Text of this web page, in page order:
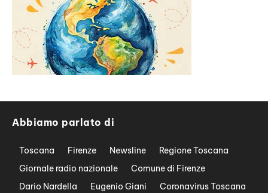
Abbiamo parlato di
Toscana Firenze Newsline
Regione Toscana
Giornale radio nazionale
Comune di Firenze
Dario Nardella
Eugenio Giani
Coronavirus Toscana